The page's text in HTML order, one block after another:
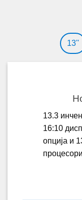
13''
13.3
16:10
опција и